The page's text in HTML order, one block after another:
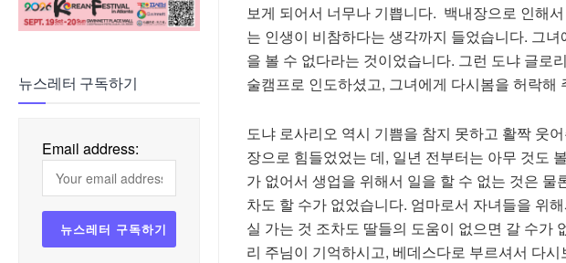
뉴스레터 구독하기
Email address:
보게 되어서 너무나 기쁩니다. 백내장으로 인해
는 인생이 비참하다는 생각까지 들었습니다. 그
을 볼 수 없다라는 것이었습니다. 그런 도냐 글로
술캠프로 인도하셨고, 그녀에게 다시봄을 허락해
도냐 로사리오 역시 기쁨을 참지 못하고 활짝 웃
장으로 힘들었었는 데, 일년 전부터는 아무 것도
가 없어서 생업을 위해서 일을 할 수 없는 것은
차도 할 수가 없었습니다. 엄마로서 자녀들을 위
실 가는 것 조차도 딸들의 도움이 없으면 갈 수
리 주님이 기억하시고, 베데스다로 부르셔서 다